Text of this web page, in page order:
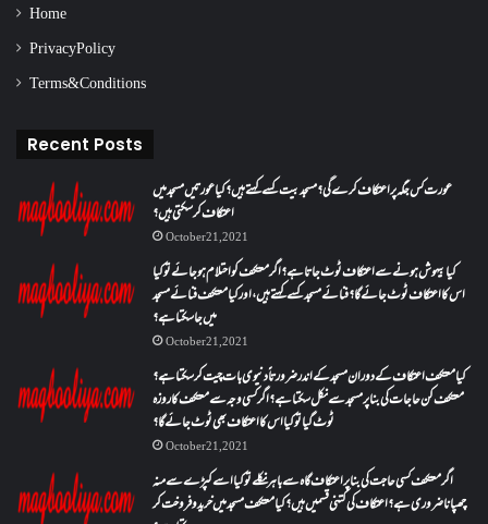
Home
Privacy Policy
Terms & Conditions
Recent Posts
عورت کس جگہ پر اعتکاف کرے گی؟مسجد بیت کسے کہتے ہیں؟کیا عورتیں مسجد میں
اعتکاف کر سکتی ہیں؟
October 21, 2021
کیا بیہوش ہونے سے اعتکاف ٹوٹ جاتا ہے؟ اگر معتکف کو احتلام ہو جائے تو کیا
اس کا اعتکاف ٹوٹ جائے گا؟فنائے مسجد کسے کہتے ہیں ، اور کیا معتکف فنائے مسجد
میں جا سکتا ہے؟
October 21, 2021
کیا معتکف اعتکاف کے دوران مسجد کے اندر ضرورتاً دنیوی بات چیت کر سکتا ہے؟
معتکف کن حاجات کی بنا پر مسجد سے نکل سکتا ہے؟ اگر کسی وجہ سے معتکف کا روزہ
ٹوٹ گیا تو کیا اس کا اعتکاف بھی ٹوٹ جائے گا؟
October 21, 2021
اگر معتکف کسی حاجت کی بنا پر اعتکاف گاہ سے باہر نکلے تو کیا اسے کپڑے سے منہ
چھپانا ضروری ہے؟اعتکاف کی کتنی قسمیں ہیں؟کیا معتکف مسجد میں خرید و فروخت کر